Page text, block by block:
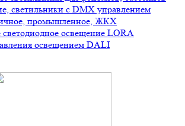
светильники с DMX управлением
промышленное, ЖКХ
светодиодное освещение LORA
освещением DALI